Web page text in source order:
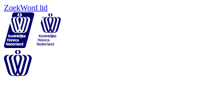
ZoekWord lid